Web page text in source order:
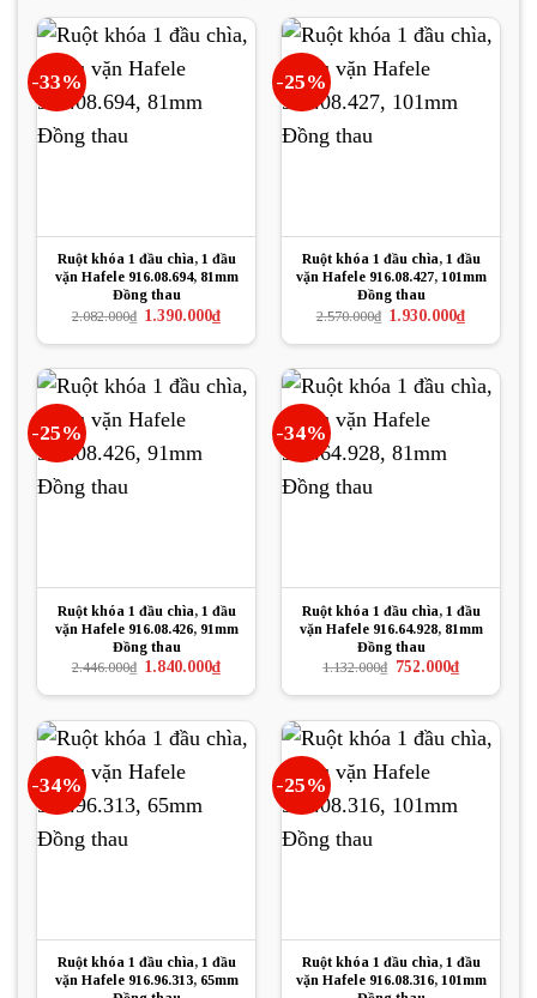
1.550.000₫.
388.500₫.
-33%
Ruột khóa 1 đầu chìa, 1 đầu
vặn Hafele 916.08.694, 81mm
Đồng thau
2.082.000₫ Giá
là:
1.390.000₫Giá
hiện
tại
1.390.000₫.
-25%
Ruột khóa 1 đầu chìa, 1 đầu
vặn Hafele 916.08.427, 101mm
Đồng thau
2.570.000₫ Giá
là:
1.930.000₫Giá
hiện
tại
1.930.000₫.
-25%
Ruột khóa 1 đầu chìa, 1 đầu
vặn Hafele 916.08.426, 91mm
Đồng thau
2.446.000₫ Giá
là:
1.840.000₫Giá
hiện
tại
1.840.000₫.
-34%
Ruột khóa 1 đầu chìa, 1 đầu
vặn Hafele 916.64.928, 81mm
Đồng thau
1.132.000₫ Giá
là:
752.000₫Giá
hiện
tại
752.000₫.
-34%
Ruột khóa 1 đầu chìa, 1 đầu
vặn Hafele 916.96.313, 65mm
-25%
Ruột khóa 1 đầu chìa, 1 đầu
vặn Hafele 916.08.316, 101mm